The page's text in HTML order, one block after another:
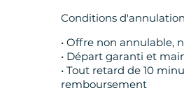
Conditions d'annulation
• Offre non annulable,
• Départ garanti et
• Tout retard de 10
remboursement